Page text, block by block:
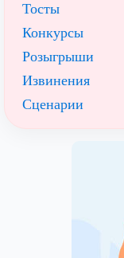
Тосты
Конкурсы
Розыгрыши
Извинения
Сценарии